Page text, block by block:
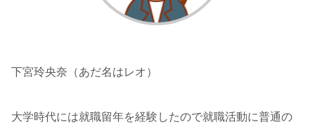
下宮玲央奈（あだ名はレオ）
大学時代には就職留年を経験したので就職活動に普通の